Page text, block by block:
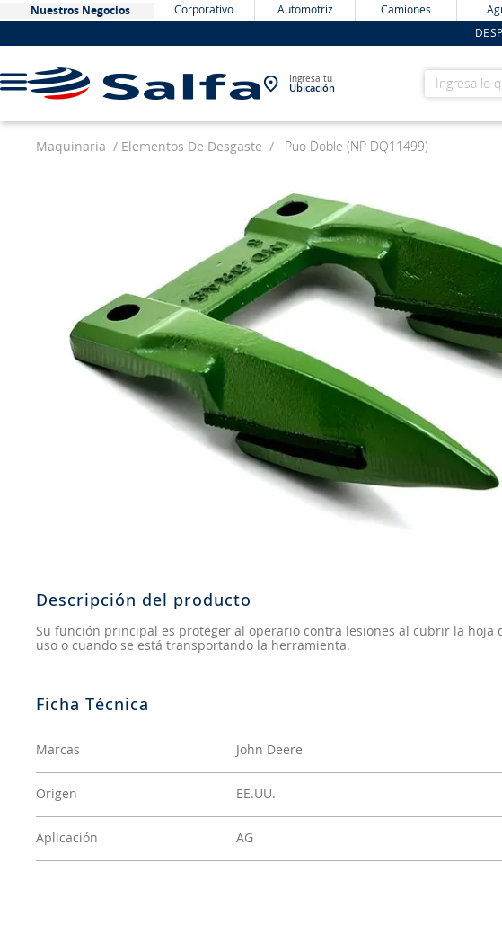
Nuestros Negocios Corporativo Automotriz Camiones
Ingresa tu
Ubicación
Ingresa lo
Maquinaria Elementos De Desgaste Puo Doble (NP DQ11499)
Descripción del producto
Su función principal es proteger al operario contra lesiones al cubrir la hoja
uso o cuando se está transportando la herramienta.
Marcas John Deere
Origen EE.UU.
Aplicación AG
yokohama
chevrolet
jockey